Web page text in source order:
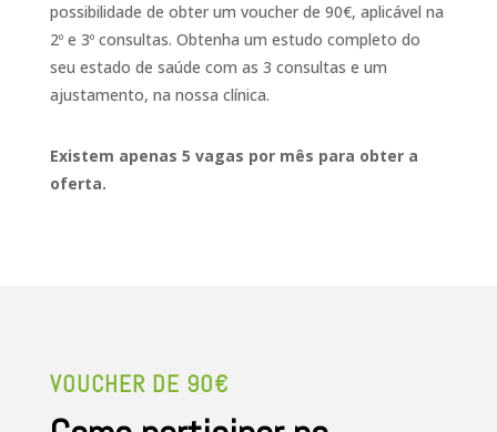
possibilidade de obter um voucher de 90€, aplicável na
2º e 3º consultas. Obtenha um estudo completo do
seu estado de saúde com as 3 consultas e um
ajustamento, na nossa clínica.
Existem apenas 5 vagas por mês para obter a
oferta.
VOUCHER DE 90€